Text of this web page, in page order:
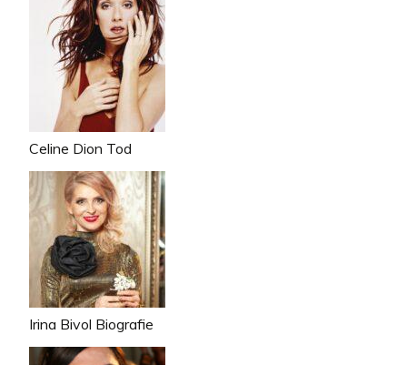
Celine Dion Tod
Irina Bivol Biografie